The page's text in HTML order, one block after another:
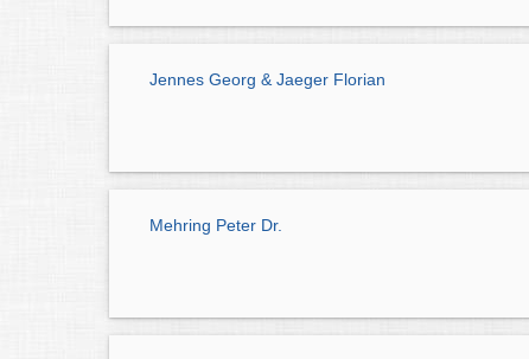
Jennes Georg & Jaeger Florian
Mehring Peter Dr.